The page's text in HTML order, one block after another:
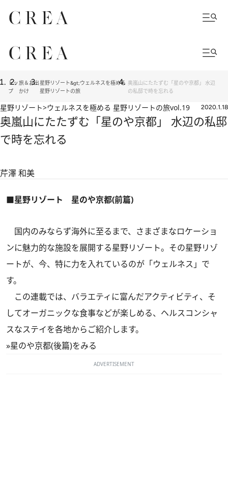
トッ
プ
旅＆お出
かけ
星野リゾート&gt;ウェルネスを極める
星野リゾートの旅
奥嵐山にたたずむ「星のや京都」 水辺
の私邸で時を忘れる
星野リゾート>ウェルネスを極める 星野リゾートの旅vol.19 2020.1.18
奥嵐山にたたずむ「星のや京都」 水辺の私邸
で時を忘れる
芹澤 和美
■星野リゾート 星のや京都(前篇)
国内のみならず海外に至るまで、さまざまなロケーショ
ンに魅力的な施設を展開する星野リゾート。その星野リゾ
ートが、今、特に力を入れているのが「ウェルネス」で
す。
この連載では、バラエティに富んだアクティビティ、そ
してオーガニックな食事などが楽しめる、ヘルスコンシャ
スなステイを各地からご紹介します。
»星のや京都(後篇)をみる
ADVERTISEMENT